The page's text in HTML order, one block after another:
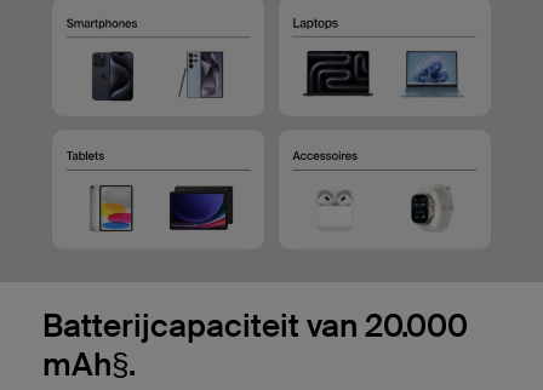
Batterijcapaciteit van 20.000
mAh§.